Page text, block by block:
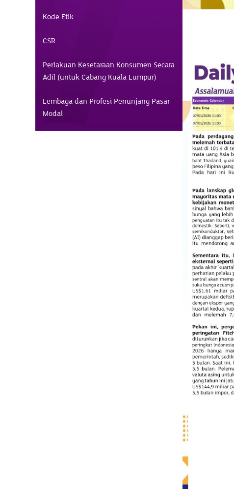
Kode Etik
CSR
Perlakuan Kesetaraan Konsumen Secara
Adil (untuk Cabang Kuala Lumpur)
Lembaga dan Profesi Penunjang Pasar
Modal